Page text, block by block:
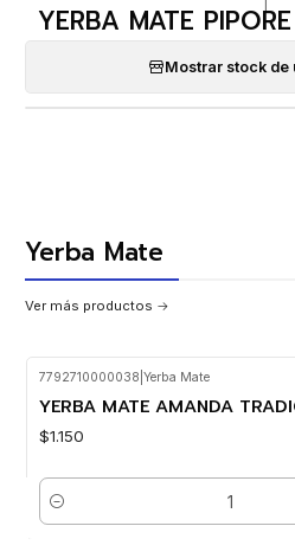
YERBA MATE
Mostrar stock de
Yerba Mate
Ver más productos
7792710000038 Yerba Mate
YERBA MATE AMANDA
$1.150
Cantidad